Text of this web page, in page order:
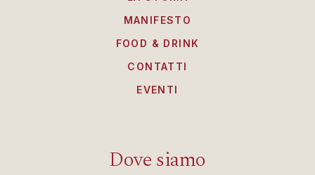
MANIFESTO
FOOD & DRINK
CONTATTI
EVENTI
Dove siamo